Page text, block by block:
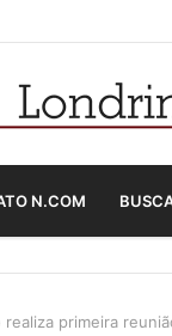
N.COM
primeira